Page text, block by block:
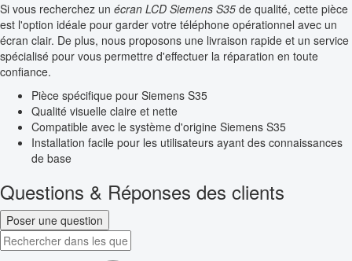
Si vous recherchez un écran LCD Siemens S35 de qualité, cette pièce
est l'option idéale pour garder votre téléphone opérationnel avec un
écran clair. De plus, nous proposons une livraison rapide et un service
spécialisé pour vous permettre d'effectuer la réparation en toute
confiance.
Pièce spécifique pour Siemens S35
Qualité visuelle claire et nette
Compatible avec le système d'origine Siemens S35
Installation facile pour les utilisateurs ayant des connaissances
de base
Questions & Réponses des clients
Poser une question